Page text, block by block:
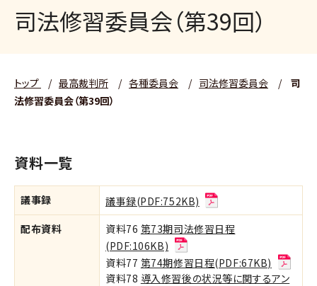
司法修習委員会（第39回）
トップ / 最高裁判所 / 各種委員会 / 司法修習委員会 /
司
法修習委員会（第39回）
資料一覧
議事録
議事録(PDF:752KB)
配布資料
資料76 第73期司法修習日程
(PDF:106KB)
資料77 第74期修習日程(PDF:67KB)
資料78 導入修習後の状況等に関するアン